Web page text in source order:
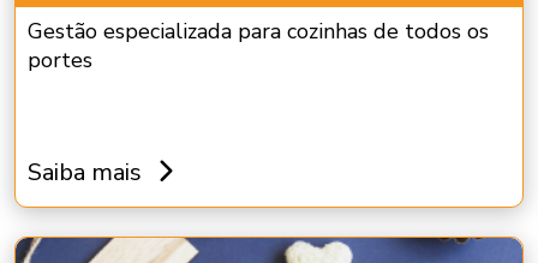
Gestão especializada para cozinhas de todos os
portes
Saiba mais